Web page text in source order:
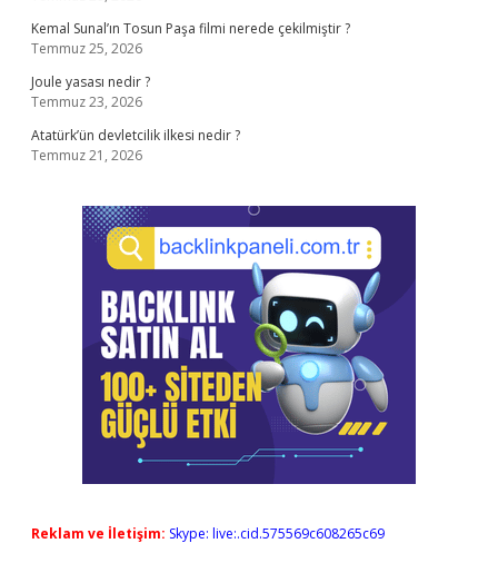
Kemal Sunal’ın Tosun Paşa filmi nerede çekilmiştir ?
Temmuz 25, 2026
Joule yasası nedir ?
Temmuz 23, 2026
Atatürk’ün devletcilik ilkesi nedir ?
Temmuz 21, 2026
Reklam ve İletişim: Skype: live:.cid.575569c608265c69